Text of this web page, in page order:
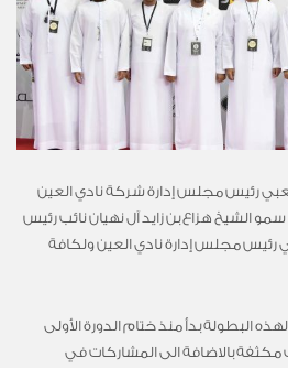
رئيس مجلس إدارة شركة نادي العين
سمو الشيخ هزاع بن زايد آل نهيان نائب رئيس
رئيس مجلس إدارة نادي العين ولكافة
البطولة بدأ منذ ختام الدورة الأولى
مكثفة بالاضافة الى المشاركات في